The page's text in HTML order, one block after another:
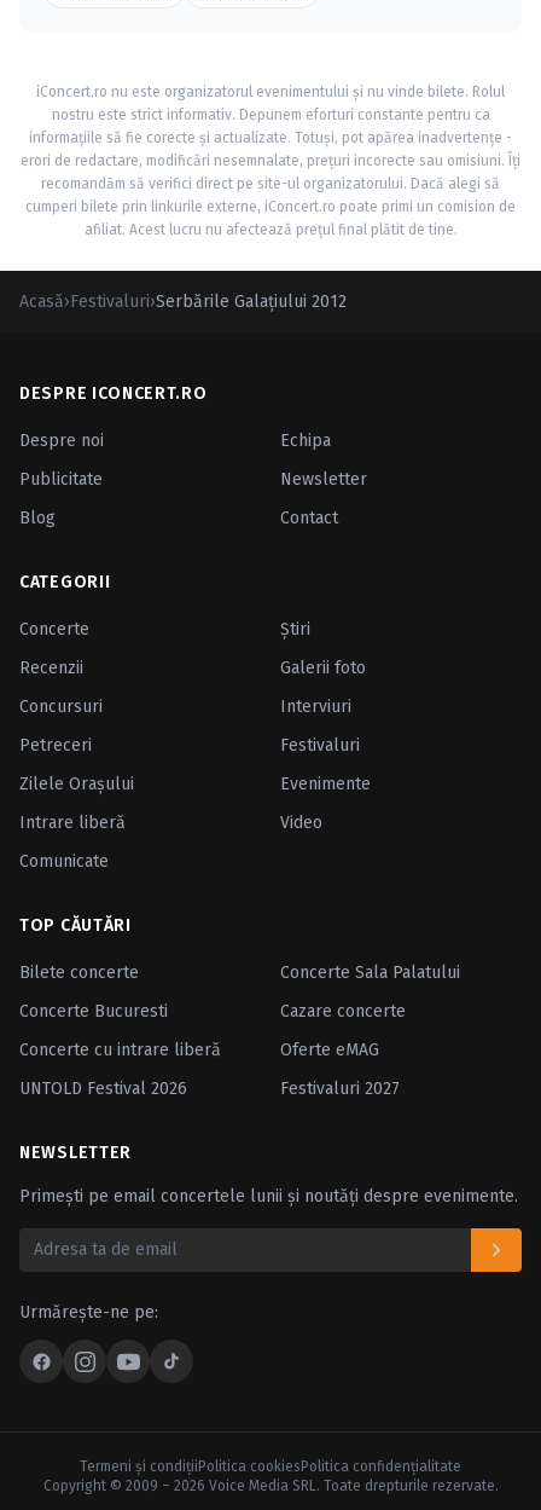
iConcert.ro nu este organizatorul evenimentului și nu vinde bilete. Rolul
nostru este strict informativ. Depunem eforturi constante pentru ca
informațiile să fie corecte și actualizate. Totuși, pot apărea inadvertențe -
erori de redactare, modificări nesemnalate, prețuri incorecte sau omisiuni. Îți
recomandăm să verifici direct pe site-ul organizatorului. Dacă alegi să
cumperi bilete prin linkurile externe, iConcert.ro poate primi un comision de
afiliat. Acest lucru nu afectează prețul final plătit de tine.
Acasă›Festivaluri›Serbările Galaţiului 2012
DESPRE ICONCERT.RO
Despre noi
Echipa
Publicitate
Newsletter
Blog
Contact
CATEGORII
Concerte
Ştiri
Recenzii
Galerii foto
Concursuri
Interviuri
Petreceri
Festivaluri
Zilele Oraşului
Evenimente
Intrare liberă
Video
Comunicate
TOP CĂUTĂRI
Bilete concerte
Concerte Sala Palatului
Concerte Bucuresti
Cazare concerte
Concerte cu intrare liberă
Oferte eMAG
UNTOLD Festival 2026
Festivaluri 2027
NEWSLETTER
Primești pe email concertele lunii și noutăți despre evenimente.
Urmărește-ne pe:
Termeni şi condiţii Politica cookies Politica confidenţialitate
Copyright © 2009 – 2026 Voice Media SRL. Toate drepturile rezervate.